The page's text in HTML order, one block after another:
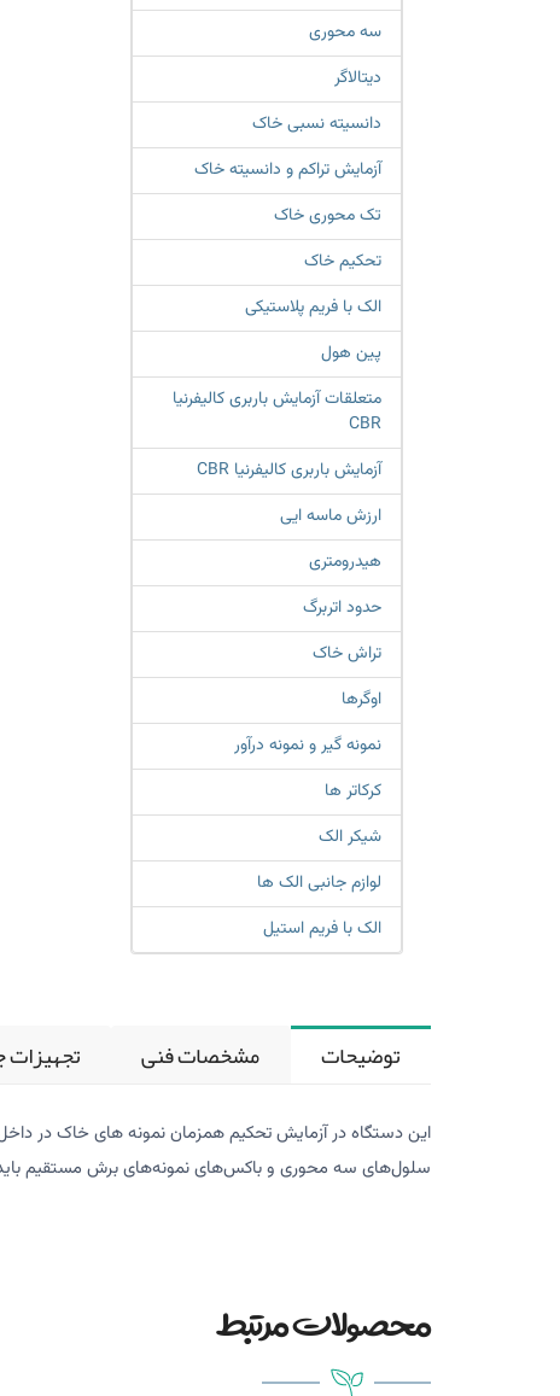
سه محوری
دیتالاگر
دانسیته نسبی خاک
آزمایش تراکم و دانسیته خاک
تک محوری خاک
تحکیم خاک
الک با فریم پلاستیکی
پین هول
متعلقات آزمایش باربری کالیفرنیا
CBR
آزمایش باربری کالیفرنیا CBR
ارزش ماسه ایی
هیدرومتری
حدود اتربرگ
تراش خاک
اوگرها
نمونه گیر و نمونه درآور
کرکاتر ها
شیکر الک
لوازم جانبی الک ها
الک با فریم استیل
توضیحات مشخصات فنی تجهیزات
این دستگاه در آزمایش تحکیم همزمان نمونه های خاک در
سلول‌های سه محوری و باکس‌های نمونه‌های برش مستقیم
محصولات مرتبط